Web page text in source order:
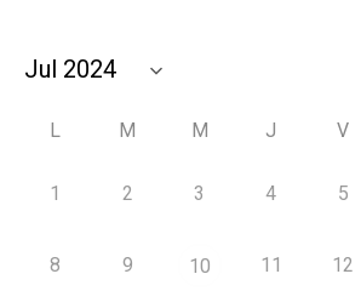
L M M J V
1 2 3 4 5
8 9 10 11 12